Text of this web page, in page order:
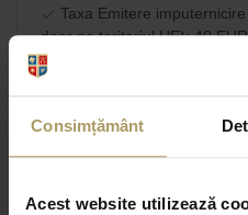
Consimțământ
Acest website utilizează
Taxa Emitere
doar pe teritoriul UE): 40
termenii si conditiile
comerciale